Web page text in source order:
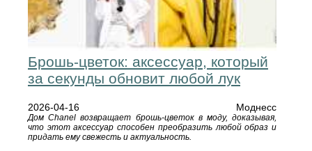
Брошь-цветок: аксессуар, который
за секунды обновит любой лук
2026-04-16 Моднесс
Дом Chanel возвращает брошь-цветок в моду, доказывая,
что этот аксессуар способен преобразить любой образ и
придать ему свежесть и актуальность.